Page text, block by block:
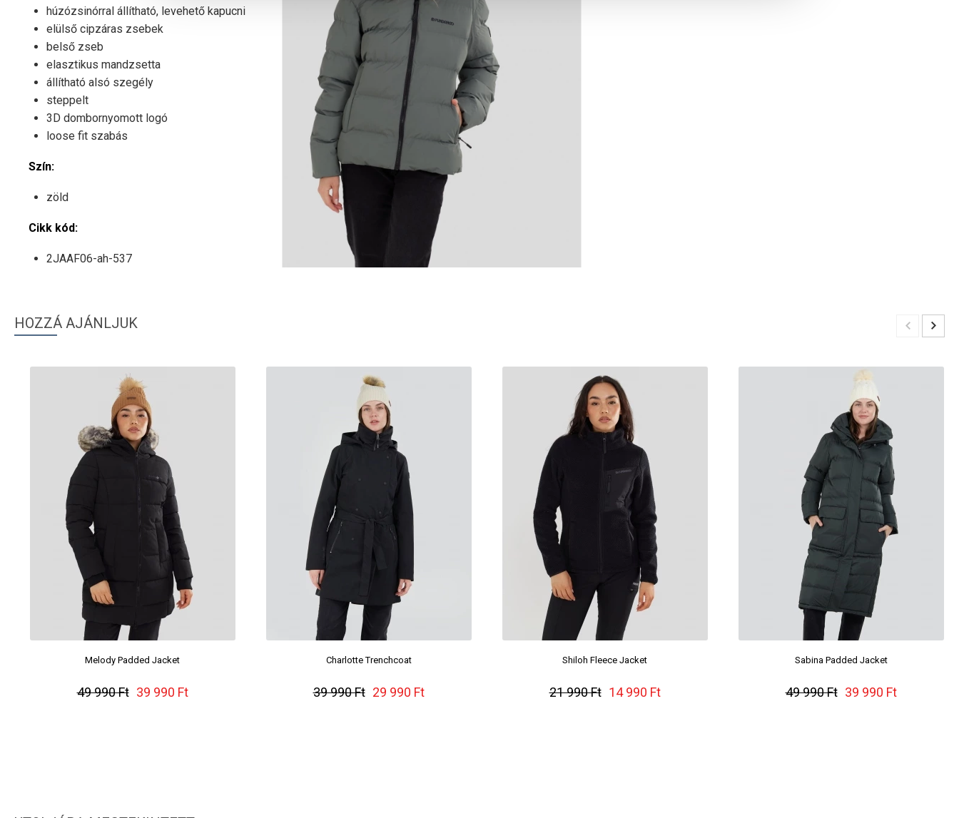
húzózsinórral állítható, levehető kapucni
elülső cipzáras zsebek
belső zseb
elasztikus mandzsetta
állítható alsó szegély
steppelt
3D dombornyomott logó
loose fit szabás
Szín:
zöld
Cikk kód:
2JAAF06-ah-537
HOZZÁ AJÁNLJUK
Melody Padded Jacket
49 990 Ft 39 990 Ft
Charlotte Trenchcoat
39 990 Ft 29 990 Ft
Shiloh Fleece Jacket
21 990 Ft 14 990 Ft
Sabina Padded Jacket
49 990 Ft 39 990 Ft